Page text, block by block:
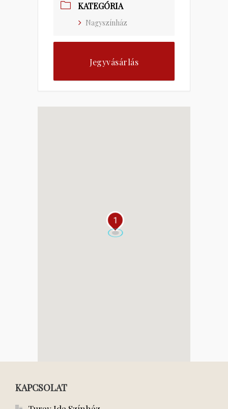
KATEGÓRIA
Nagyszínház
Jegyvásárlás
1
KAPCSOLAT